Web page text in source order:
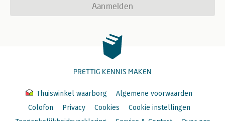
Aanmelden
PRETTIG KENNIS MAKEN
Thuiswinkel waarborg
Algemene voorwaarden
Colofon
Privacy Cookies
Cookie instellingen